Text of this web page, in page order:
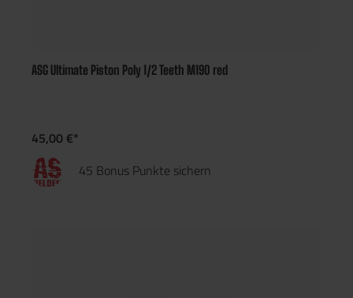
ASG Ultimate Piston Poly 1/2 Teeth M190 red
45,00 €*
45 Bonus Punkte sichern